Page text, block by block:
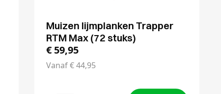
Muizen lijmplanken Trapper
RTM Max (72 stuks)
€ 59,95
Vanaf€44,95